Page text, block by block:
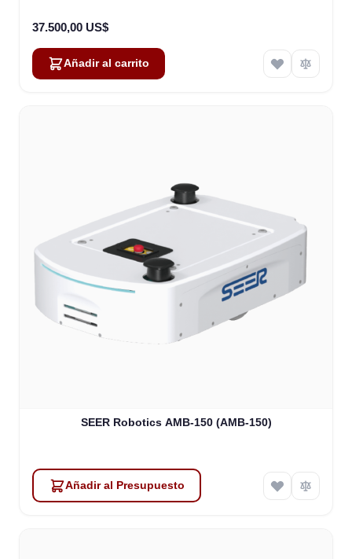
37.500,00 US$
Añadir al carrito
SEER Robotics AMB-150 (AMB-150)
Añadir al Presupuesto